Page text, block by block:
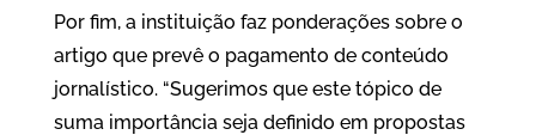
Por fim, a instituição faz ponderações sobre o
artigo que prevê o pagamento de conteúdo
jornalístico. “Sugerimos que este tópico de
suma importância seja definido em propostas